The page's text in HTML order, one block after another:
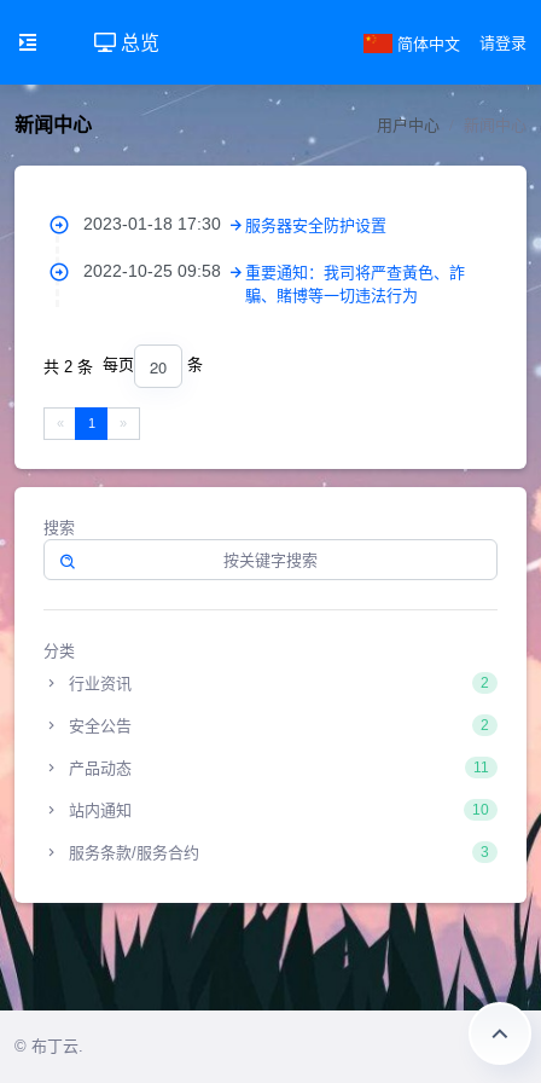
总览 简体中文 请登录
新闻中心 用户中心 新闻中心
2023-01-18 17:30 服务器安全防护设置
2022-10-25 09:58
重要通知：我司将严查黃色、詐
騙、賭博等一切违法行为
共 2 条 每页 20 条
« 1 »
搜索
分类
行业资讯
2
安全公告 2
产品动态 11
站内通知 10
服务条款/服务合约 3
© 布丁云.